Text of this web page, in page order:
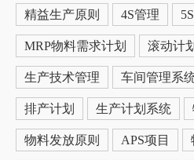
精益生产原则 4S管理
MRP物料需求计划 滚动计划
生产技术管理 车间管理系
排产计划 生产计划系统
物料发放原则 APS项目